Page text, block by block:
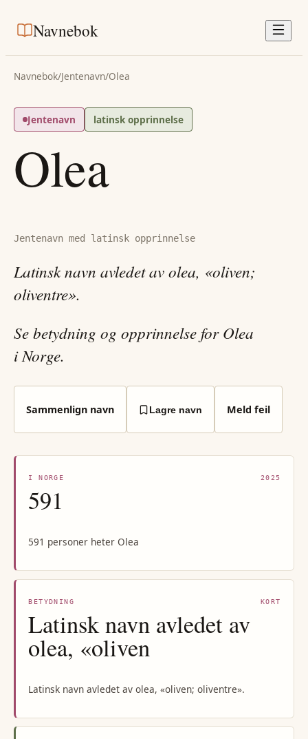
Navnebok
Navnebok/Jentenavn/Olea
Jentenavn latinsk opprinnelse
Olea
Jentenavn med latinsk opprinnelse
Latinsk navn avledet av olea, «oliven;
oliventre».
Se betydning og opprinnelse for Olea
i Norge.
Sammenlign navn Lagre navn Meld feil
I NORGE 2025
591
591 personer heter Olea
BETYDNING KORT
Latinsk navn avledet av
olea, «oliven
Latinsk navn avledet av olea, «oliven; oliventre».